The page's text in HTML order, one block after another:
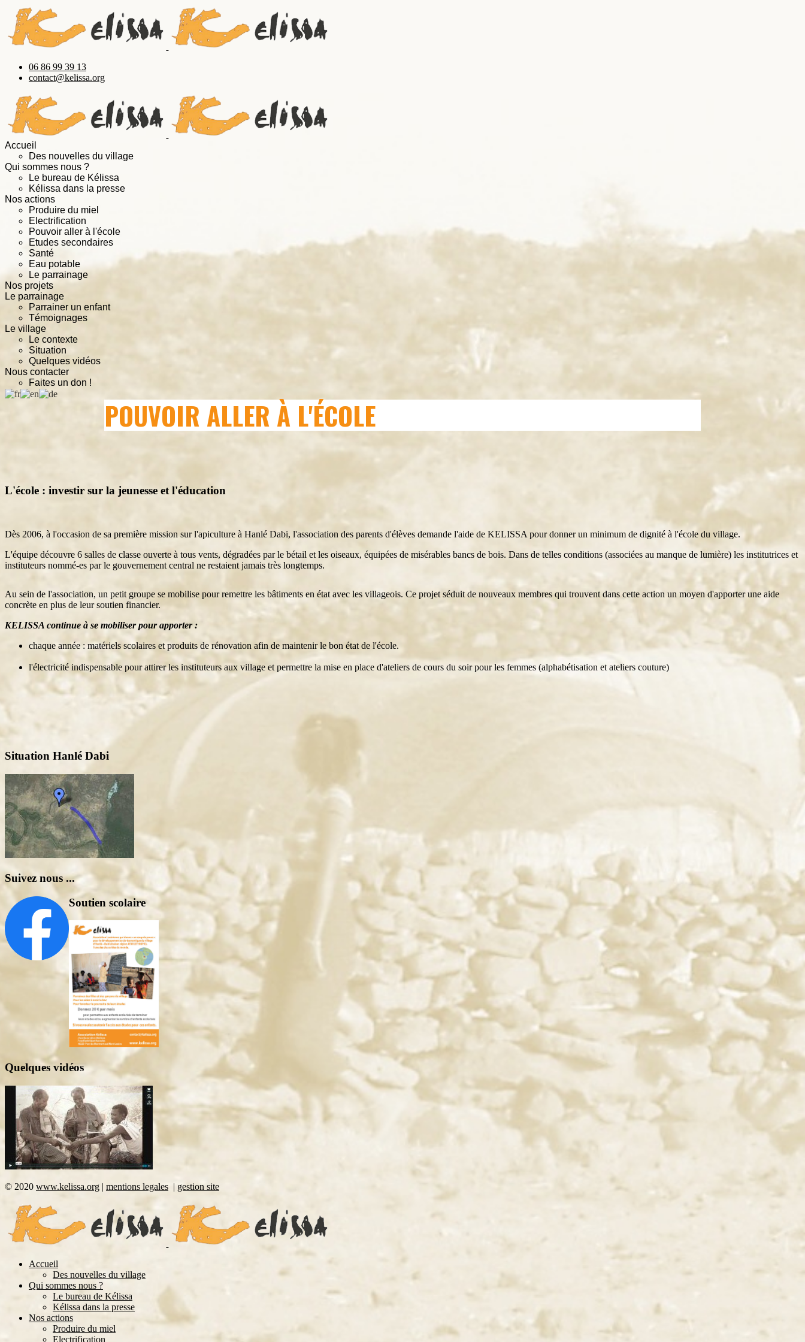
06 86 99 39 13
contact@kelissa.org
Accueil
Des nouvelles du village
Qui sommes nous ?
Le bureau de Kélissa
Kélissa dans la presse
Nos actions
Produire du miel
Electrification
Pouvoir aller à l'école
Etudes secondaires
Santé
Eau potable
Le parrainage
Nos projets
Le parrainage
Parrainer un enfant
Témoignages
Le village
Le contexte
Situation
Quelques vidéos
Nous contacter
Faites un don !
POUVOIR ALLER À L'ÉCOLE
L'école : investir sur la jeunesse et l'éducation
Dès 2006, à l'occasion de sa première mission sur l'apiculture à Hanlé Dabi, l'association des parents d'élèves demande l'aide de KELISSA pour donner un minimum de dignité à l'école du village.
L'équipe découvre 6 salles de classe ouverte à tous vents, dégradées par le bétail et les oiseaux, équipées de misérables bancs de bois. Dans de telles conditions (associées au manque de lumière) les institutrices et
instituteurs nommé-es par le gouvernement central ne restaient jamais très longtemps.
Au sein de l'association, un petit groupe se mobilise pour remettre les bâtiments en état avec les villageois. Ce projet séduit de nouveaux membres qui trouvent dans cette action un moyen d'apporter une aide
concrète en plus de leur soutien financier.
KELISSA continue à se mobiliser pour apporter :
chaque année : matériels scolaires et produits de rénovation afin de maintenir le bon état de l'école.
l'électricité indispensable pour attirer les instituteurs aux village et permettre la mise en place d'ateliers de cours du soir pour les femmes (alphabétisation et ateliers couture)
Situation Hanlé Dabi
Suivez nous ...
Soutien scolaire
Quelques vidéos
© 2020 www.kelissa.org | mentions legales | gestion site
Accueil
Des nouvelles du village
Qui sommes nous ?
Le bureau de Kélissa
Kélissa dans la presse
Nos actions
Produire du miel
Electrification